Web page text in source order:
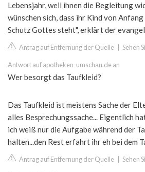
Lebensjahr, weil ihnen die Begleitung
wünschen sich, dass ihr Kind von
Schutz Gottes steht", erklärt der
Antrag auf Entfernung der Quelle Sehen
Antwort auf apotheken-umschau.de an
Wer besorgt das Taufkleid?
Das Taufkleid ist meistens Sache der
alles Besprechungssache... Eigentlich
ich weiß nur die Aufgabe während der
halten...den Rest erfahrt ihr eh bei dem
Antrag auf Entfernung der Quelle Sehen